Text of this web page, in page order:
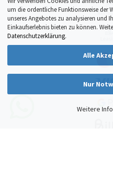
um die ordentliche Funktionsweise der
unseres Angebotes zu analysieren und
Einkaufserlebnis bieten zu können.
Datenschutzerklärung.
Alle
Nur
Weitere